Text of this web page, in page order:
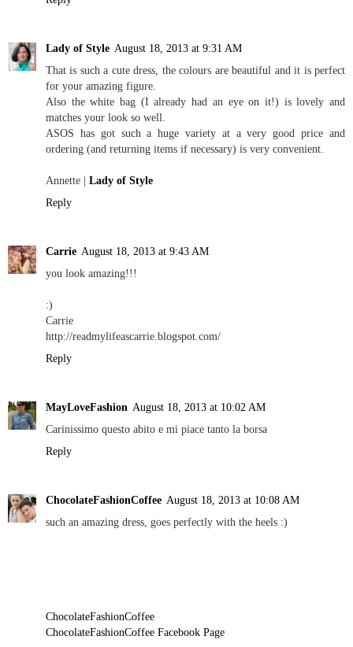
Lady of Style August 18, 2013 at 9:31 AM
That is such a cute dress, the colours are beautiful and it is perfect
for your amazing figure.
Also the white bag (I already had an eye on it!) is lovely and
matches your look so well.
ASOS has got such a huge variety at a very good price and
ordering (and returning items if necessary) is very convenient.
Annette | Lady of Style
Reply
Carrie August 18, 2013 at 9:43 AM
you look amazing!!!
:)
Carrie
http://readmylifeascarrie.blogspot.com/
Reply
MayLoveFashion August 18, 2013 at 10:02 AM
Carinissimo questo abito e mi piace tanto la borsa
Reply
ChocolateFashionCoffee August 18, 2013 at 10:08 AM
such an amazing dress, goes perfectly with the heels :)
ChocolateFashionCoffee
ChocolateFashionCoffee Facebook Page